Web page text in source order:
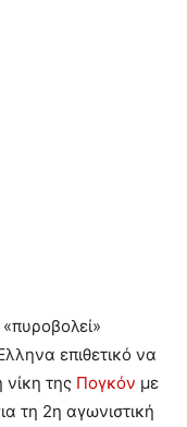
επιθετικό να
της Πογκόν με
τη 2η αγωνιστική